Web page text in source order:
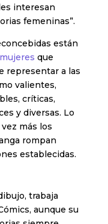
interesan
femeninas”.
están
que
representar a las
valientes,
críticas,
y diversas. Lo
más los
rompan
establecidas.
trabaja
aunque su